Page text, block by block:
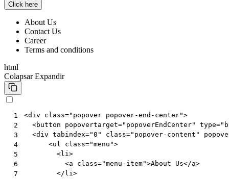
Click here
About Us
Contact Us
Career
Terms and conditions
html
Colapsar Expandir
1
2
3
4
5
6
7
<div class="popover popover-end-center">
<button popovertarget="popoverEndCenter" type=
<div tabindex="0" class="popover-content"
<ul class="menu">
<li>
<a class="menu-item">About Us</a>
</ li>